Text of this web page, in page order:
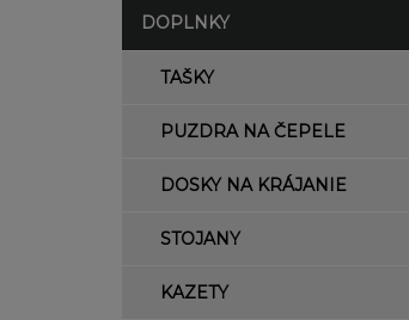
DOPLNKY
TAŠKY
PUZDRA NA ČEPELE
DOSKY NA KRÁJANIE
STOJANY
KAZETY